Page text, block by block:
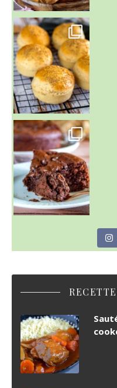
~ BUNS MAISON ~
Un peu de boulange par ici au
~ GÂTEAU FONDANT CHOCO NOISETTE ~
C'est lundi